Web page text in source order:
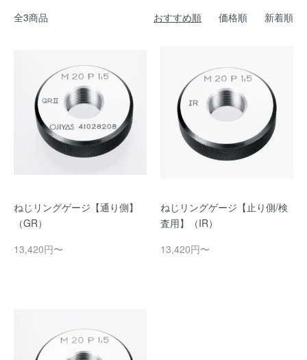
全3商品 おすすめ順 価格順 新着順
ねじリングゲージ【通り側】
（GR）
13,420円〜
ねじリングゲージ【止り側/検
査用】（IR）
13,420円〜